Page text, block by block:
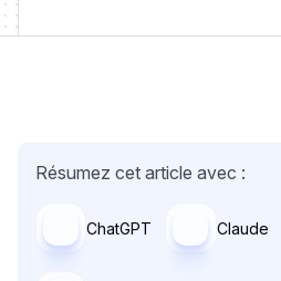
Résumez cet article avec :
ChatGPT Claude